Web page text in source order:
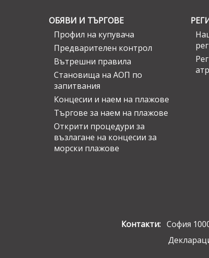
ОБЯВИ И ТЪРГОВЕ
Профил на купувача
Предварителен контрол
Вътрешни правила
Становища на АОП по
запитвания
Концесии и наем на плажове
Търгове за наем на плажове
Открити процедури за
възлагане на концесии за
морски плажове
Контакти:София